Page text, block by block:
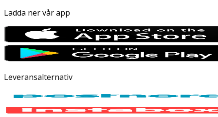
Ladda ner vår app
Leveransalternativ